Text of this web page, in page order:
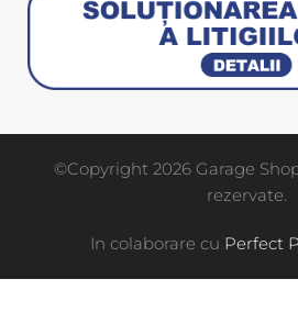
©Copyright 2026 Garage
rezervate.
In colaborare cu Perfect